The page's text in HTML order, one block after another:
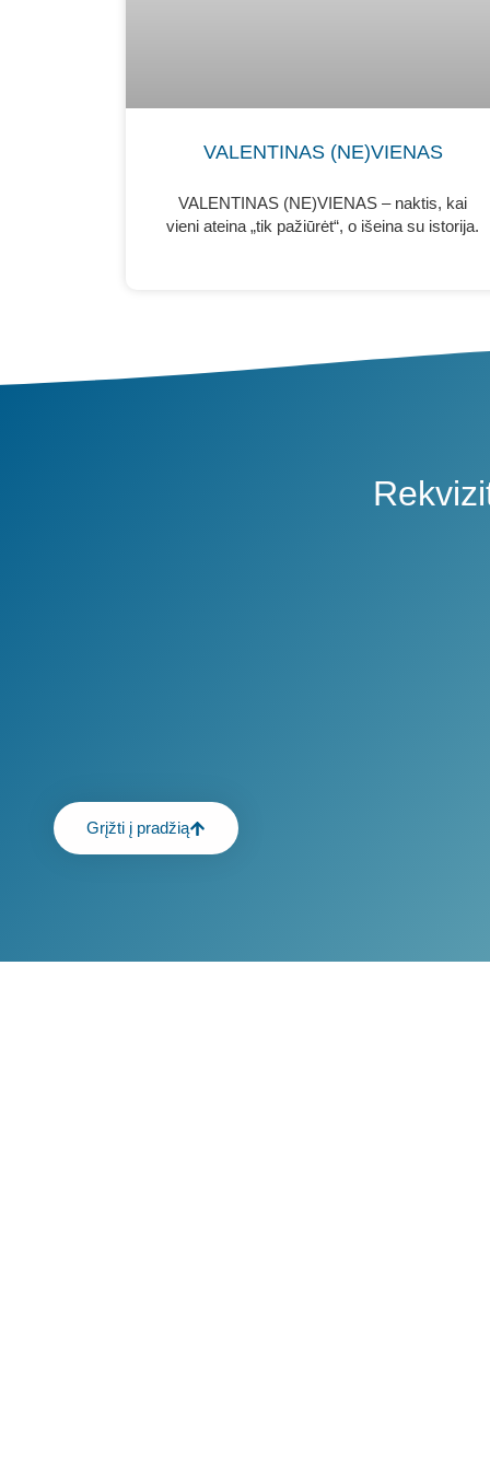
VALENTINAS (NE)VIENAS
VALENTINAS (NE)VIENAS – naktis, kai
vieni ateina „tik pažiūrėt“, o išeina su istorija.
Grįžti į pradžią